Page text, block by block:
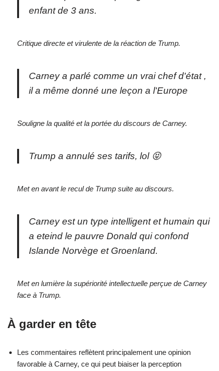
enfant de 3 ans.
Critique directe et virulente de la réaction de Trump.
Carney a parlé comme un vrai chef d'état ,
il a même donné une leçon a l'Europe
Souligne la qualité et la portée du discours de Carney.
Trump a annulé ses tarifs, lol 😝
Met en avant le recul de Trump suite au discours.
Carney est un type intelligent et humain qui
a eteind le pauvre Donald qui confond
Islande Norvège et Groenland.
Met en lumière la supériorité intellectuelle perçue de Carney
face à Trump.
À garder en tête
Les commentaires reflètent principalement une opinion
favorable à Carney, ce qui peut biaiser la perception